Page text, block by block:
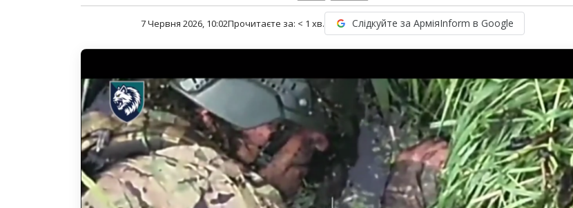
7 Червня 2026, 10:02Прочитаєте за: < 1 хв. Слідкуйте за АрміяInform в Google